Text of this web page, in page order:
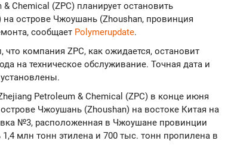
& Chemical (ZPC) планирует остановить
острове Чжоушань (Zhoushan, провинция
сообщает Polymerupdate.
компания ZPC, как ожидается, остановит
на техническое обслуживание. Точная дата и
Petroleum & Chemical (ZPC) в конце июня
Чжоушань (Zhoushan) на востоке Китая на
№3, расположенная в Чжоушане провинции
млн тонн этилена и 700 тыс. тонн пропилена в